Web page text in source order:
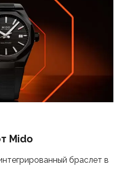
Mido
браслет в